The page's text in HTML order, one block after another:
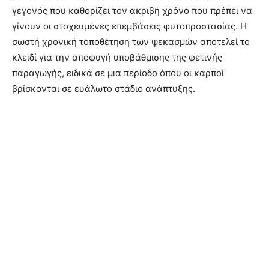
γεγονός που καθορίζει τον ακριβή χρόνο που πρέπει να
γίνουν οι στοχευμένες επεμβάσεις φυτοπροστασίας. Η
σωστή χρονική τοποθέτηση των ψεκασμών αποτελεί το
κλειδί για την αποφυγή υποβάθμισης της φετινής
παραγωγής, ειδικά σε μια περίοδο όπου οι καρποί
βρίσκονται σε ευάλωτο στάδιο ανάπτυξης.